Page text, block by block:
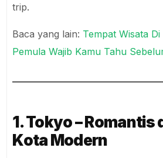
trip.
Baca yang lain: Tempat Wisata
Pemula Wajib Kamu Tahu
1. Tokyo – Romantis
Kota Modern